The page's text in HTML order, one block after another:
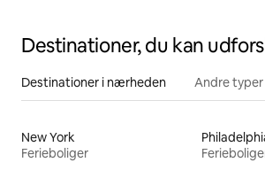
Destinationer, du kan
Destinationer i nærheden Andre
New York
Ferieboliger